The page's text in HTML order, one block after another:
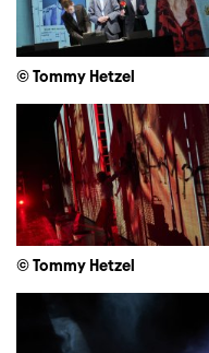
© Tommy Hetzel
© Tommy Hetzel